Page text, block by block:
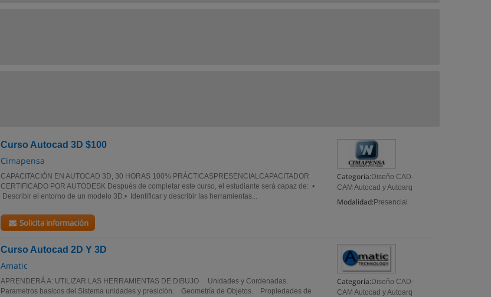
Curso Autocad 3D $100
Cimapensa
Categoría: Diseño CAD-
CAM Autocad y Autoarq
Modalidad: Presencial
CAPACITACIÓN EN AUTOCAD 3D, 30 HORAS 100% PRÁCTICASPRESENCIALCAPACITADOR
CERTIFICADO POR AUTODESK Después de completar este curso, el estudiante será capaz de: •
Describir el entorno de un modelo 3D.• Identificar y describir las herramientas...
Solicita información
Curso Autocad 2D Y 3D
Amatic
Categoría: Diseño CAD-
CAM Autocad y Autoarq
APRENDERÁ A: UTILIZAR LAS HERRAMIENTAS DE DIBUJO Unidades y Cordenadas.
Parametros basicos del Sistema unidades y presición. Geometría de Objetos. Propiedades de